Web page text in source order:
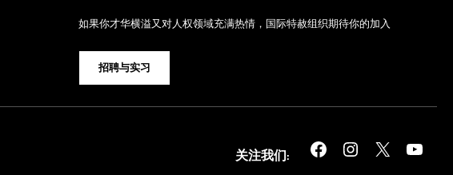
如果你才华横溢又对人权领域充满热情，国际特赦组织期待你的加入
招聘与实习
关注我们: Facebook Instagram X YouTube